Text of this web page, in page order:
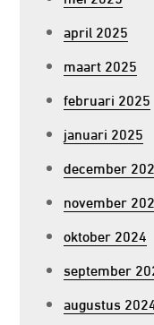
april 2025
maart 2025
februari 2025
januari 2025
december
november
oktober 2024
september
augustus